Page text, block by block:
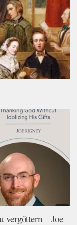
vergöttern – Joe